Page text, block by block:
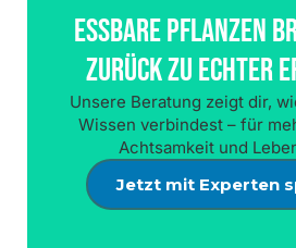
Essbare Pflanzen
Zurück Zu Echter
Unsere Beratung zeigt dir,
Wissen verbindest – für
Achtsamkeit und
Jetzt mit Experten